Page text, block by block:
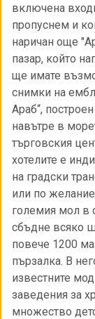
включена
пропуснем и
наричан още
пазар, който
ще имате
снимки на
Араб“,
навътре в
търговския
хотелите е
на градски
или по
големия мол в
сбъдне всяко
повече 1200
пързалка. В
известните
заведения за
множество